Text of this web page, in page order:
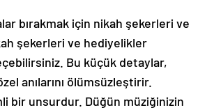
bırakmak için nikah şekerleri ve
şekerleri ve hediyelikler
Bu küçük detaylar,
anılarını ölümsüzleştirir.
bir unsurdur. Düğün müziğinizin